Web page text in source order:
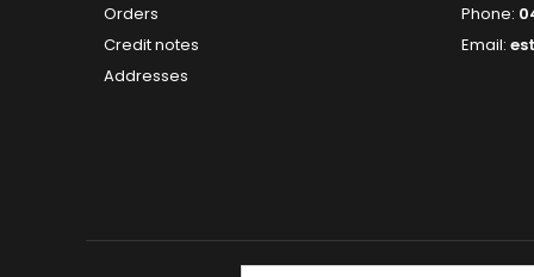
Orders
Credit notes
Addresses
Phone:
Email: